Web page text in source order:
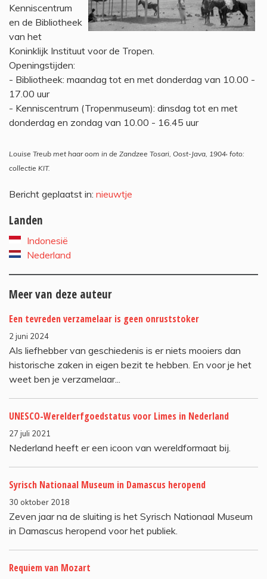
Kenniscentrum
en de Bibliotheek
van het
Koninklijk Instituut voor de Tropen.
Openingstijden:
- Bibliotheek: maandag tot en met donderdag van 10.00 -
17.00 uur
- Kenniscentrum (Tropenmuseum): dinsdag tot en met
donderdag en zondag van 10.00 - 16.45 uur
Louise Treub met haar oom in de Zandzee Tosari, Oost-Java, 1904, foto:
collectie KIT.
Bericht geplaatst in: nieuwtje
Landen
Indonesië
Nederland
Meer van deze auteur
Een tevreden verzamelaar is geen onruststoker
2 juni 2024
Als liefhebber van geschiedenis is er niets mooiers dan
historische zaken in eigen bezit te hebben. En voor je het
weet ben je verzamelaar...
UNESCO-Werelderfgoedstatus voor Limes in Nederland
27 juli 2021
Nederland heeft er een icoon van wereldformaat bij.
Syrisch Nationaal Museum in Damascus heropend
30 oktober 2018
Zeven jaar na de sluiting is het Syrisch Nationaal Museum
in Damascus heropend voor het publiek.
Requiem van Mozart